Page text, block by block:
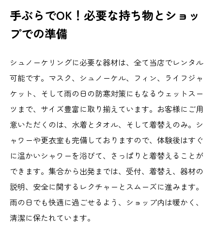
手ぶらでOK！必要な持ち物とショッ
プでの準備
シュノーケリングに必要な器材は、全て当店でレンタル
可能です。マスク、シュノーケル、フィン、ライフジャ
ケット、そして雨の日の防寒対策にもなるウェットスー
ツまで、サイズ豊富に取り揃えています。お客様にご用
意いただくのは、水着とタオル、そして着替えのみ。シ
ャワーや更衣室も完備しておりますので、体験後はすぐ
に温かいシャワーを浴びて、さっぱりと着替えることが
できます。集合から出発までは、受付、着替え、器材の
説明、安全に関するレクチャーとスムーズに進みます。
雨の日でも快適に過ごせるよう、ショップ内は暖かく、
清潔に保たれています。